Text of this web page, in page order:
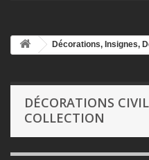
Décorations, Insignes,
DÉCORATIONS
COLLECTION